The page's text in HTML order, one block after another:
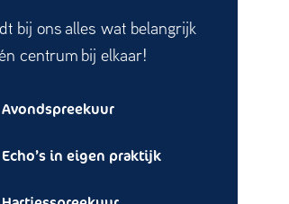
bij ons alles wat belangrijk
centrum bij elkaar!
Avondspreekuur
Echo’s in eigen praktijk